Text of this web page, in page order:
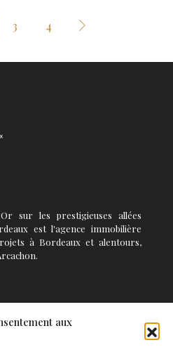
aux
3 4
sur les prestigieuses allées
est l'agence immobilière
à Bordeaux et alentours,